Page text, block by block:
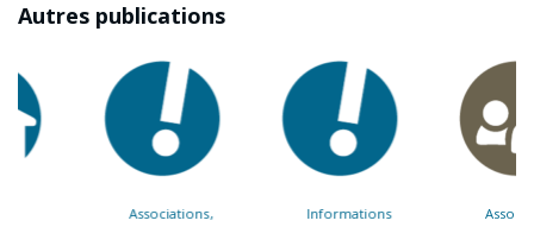
Autres publications
Associations
Informations
Associations